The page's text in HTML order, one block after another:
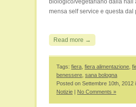
biologico/vegetariano dalla hall
mensa self service e questa
Read more →
Tags: fiera fiera alimentazione
benessere sana bologna
Posted on Settembre 10th, 2012
Notizie | No Comments »